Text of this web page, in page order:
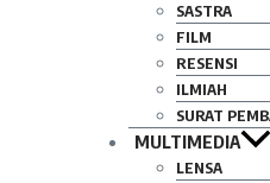
SASTRA
FILM
RESENSI
ILMIAH
SURAT
MULTIMEDIA
LENSA